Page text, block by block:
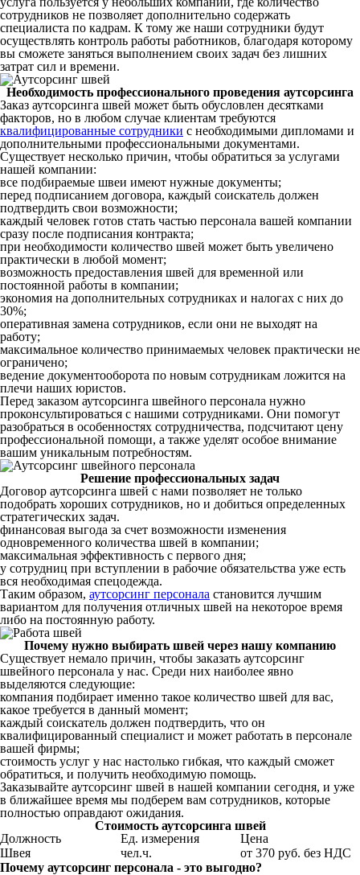
сотрудников не позволяет дополнительно содержать
специалиста по кадрам. К тому же наши сотрудники будут
осуществлять контроль работы работников, благодаря которому
вы сможете заняться выполнением своих задач без лишних
затрат сил и времени.
Необходимость профессионального проведения аутсорсинга
Заказ аутсорсинга швей может быть обусловлен десятками
факторов, но в любом случае клиентам требуются
квалифицированные сотрудники с необходимыми дипломами и
дополнительными профессиональными документами.
Существует несколько причин, чтобы обратиться за услугами
нашей компании:
все подбираемые швеи имеют нужные документы;
перед подписанием договора, каждый соискатель должен
подтвердить свои возможности;
каждый человек готов стать частью персонала вашей компании
сразу после подписания контракта;
при необходимости количество швей может быть увеличено
практически в любой момент;
возможность предоставления швей для временной или
постоянной работы в компании;
экономия на дополнительных сотрудниках и налогах с них до
30%;
оперативная замена сотрудников, если они не выходят на
работу;
максимальное количество принимаемых человек практически не
ограничено;
ведение документооборота по новым сотрудникам ложится на
плечи наших юристов.
Перед заказом аутсорсинга швейного персонала нужно
проконсультироваться с нашими сотрудниками. Они помогут
разобраться в особенностях сотрудничества, подсчитают цену
профессиональной помощи, а также уделят особое внимание
вашим уникальным потребностям.
Решение профессиональных задач
Договор аутсорсинга швей с нами позволяет не только
подобрать хороших сотрудников, но и добиться определенных
стратегических задач.
финансовая выгода за счет возможности изменения
одновременного количества швей в компании;
максимальная эффективность с первого дня;
у сотрудниц при вступлении в рабочие обязательства уже есть
вся необходимая спецодежда.
Таким образом, аутсорсинг персонала становится лучшим
вариантом для получения отличных швей на некоторое время
либо на постоянную работу.
Почему нужно выбирать швей через нашу компанию
Существует немало причин, чтобы заказать аутсорсинг
швейного персонала у нас. Среди них наиболее явно
выделяются следующие:
компания подбирает именно такое количество швей для вас,
какое требуется в данный момент;
каждый соискатель должен подтвердить, что он
квалифицированный специалист и может работать в персонале
вашей фирмы;
стоимость услуг у нас настолько гибкая, что каждый сможет
обратиться, и получить необходимую помощь.
Заказывайте аутсорсинг швей в нашей компании сегодня, и уже
в ближайшее время мы подберем вам сотрудников, которые
полностью оправдают ожидания.
Стоимость аутсорсинга швей
Должность
Ед. измерения
Цена
Швея
чел.ч.
от 370 руб. без НДС
Почему аутсорсинг персонала - это выгодно?